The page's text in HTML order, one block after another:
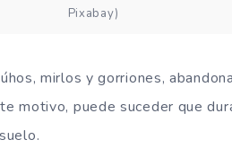
Pixabay)
mirlos y gorriones,
motivo, puede suceder que